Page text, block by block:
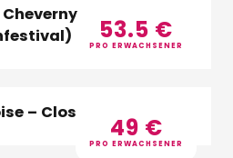
– Chaumont
2026 – DE
53.5 €
PRO ERWACHSENER
– Clos Lucé – DE
49 €
PRO ERWACHSENER